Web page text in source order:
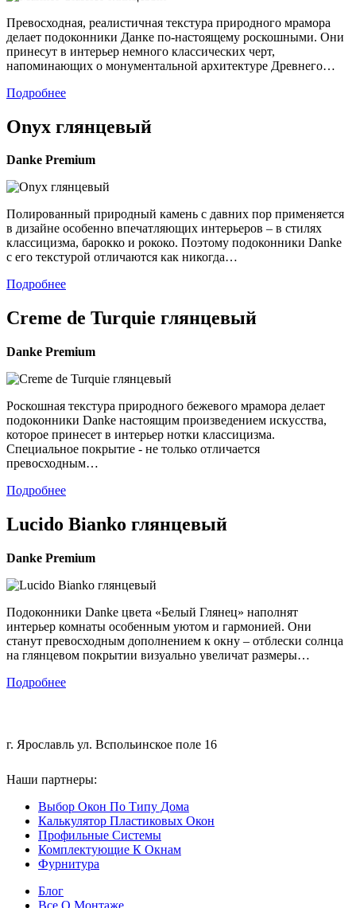
Превосходная, реалистичная текстура природного мрамора
делает подоконники Данке по-настоящему роскошными. Они
принесут в интерьер немного классических черт,
напоминающих о монументальной архитектуре Древнего…
Подробнее
Onyx глянцевый
Danke Premium
Полированный природный камень с давних пор применяется
в дизайне особенно впечатляющих интерьеров – в стилях
классицизма, барокко и рококо. Поэтому подоконники Danke
с его текстурой отличаются как никогда…
Подробнее
Creme de Turquie глянцевый
Danke Premium
Роскошная текстура природного бежевого мрамора делает
подоконники Danke настоящим произведением искусства,
которое принесет в интерьер нотки классицизма.
Специальное покрытие - не только отличается
превосходным…
Подробнее
Lucido Bianko глянцевый
Danke Premium
Подоконники Danke цвета «Белый Глянец» наполнят
интерьер комнаты особенным уютом и гармонией. Они
станут превосходным дополнением к окну – отблески солнца
на глянцевом покрытии визуально увеличат размеры…
Подробнее
г. Ярославль ул. Вспольинское поле 16
Наши партнеры:
Выбор Окон По Типу Дома
Калькулятор Пластиковых Окон
Профильные Системы
Комплектующие К Окнам
Фурнитура
Блог
Все О Монтаже